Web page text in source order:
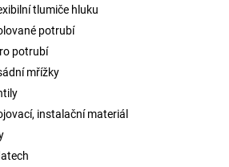
tlumiče hluku
potrubí
potrubí
mřížky
instalační materiál